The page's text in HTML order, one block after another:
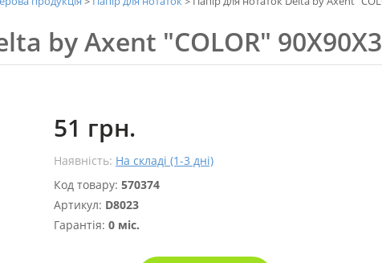
by Axent "COLOR"
51 грн.
Наявність: На складі (1-3 дні)
Код товару: 570374
Артикул: D8023
Гарантія: 0 міс.